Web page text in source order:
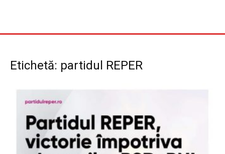
Etichetă: partidul REPER